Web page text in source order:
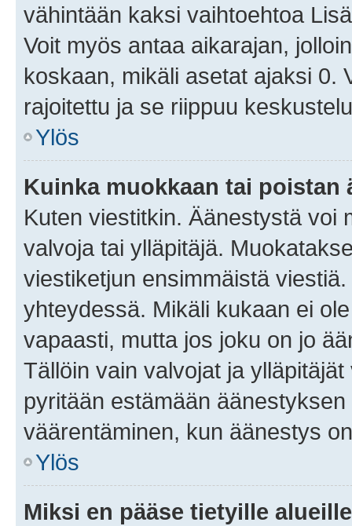
vähintään kaksi vaihtoehtoa
Voit myös antaa aikarajan,
koskaan, mikäli asetat ajaksi 0.
rajoitettu ja se riippuu
Ylös
Kuinka muokkaan tai poistan
Kuten viestitkin. Äänestystä voi
valvoja tai ylläpitäjä.
viestiketjun ensimmäistä
yhteydessä. Mikäli kukaan ei
vapaasti, mutta jos joku on jo
Tällöin vain valvojat ja
pyritään estämään
väärentäminen, kun äänestys
Ylös
Miksi en pääse tietyille